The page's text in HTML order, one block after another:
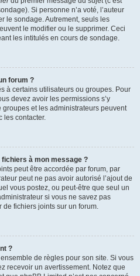
Si personne n’a voté, l’auteur
le sondage. Autrement, seuls les
le modifier ou le supprimer. Ceci
les intitulés en cours de sondage.
forum ?
à certains utilisateurs ou groupes. Pour
devez avoir les permissions s’y
et les administrateurs peuvent
les contacter.
à mon message ?
peut être accordée par forum, par
peut ne pas avoir autorisé l’ajout de
vous postez, ou peut-être que seul un
si vous ne savez pas
fichiers joints sur un forum.
?
de règles pour son site. Si vous
recevoir un avertissement. Notez que